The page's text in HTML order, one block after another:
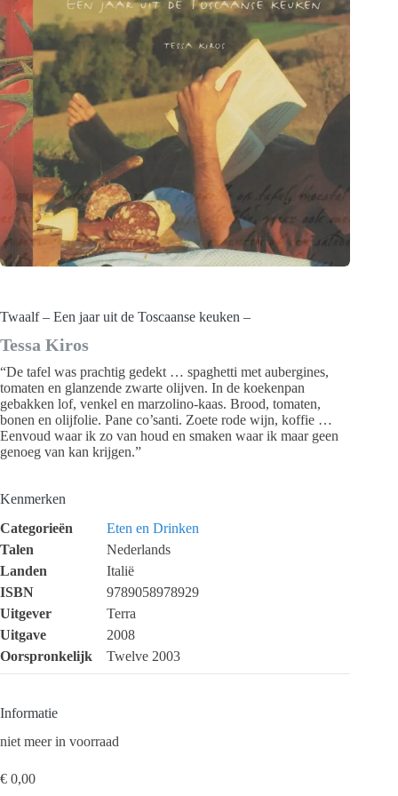
Twaalf – Een jaar uit de Toscaanse keuken –
Tessa Kiros
“De tafel was prachtig gedekt … spaghetti met aubergines,
tomaten en glanzende zwarte olijven. In de koekenpan
gebakken lof, venkel en marzolino-kaas. Brood, tomaten,
bonen en olijfolie. Pane co’santi. Zoete rode wijn, koffie …
Eenvoud waar ik zo van houd en smaken waar ik maar geen
genoeg van kan krijgen.”
Kenmerken
Categorieën
Eten en Drinken
Talen
Nederlands
Landen
Italië
ISBN
9789058978929
Uitgever
Terra
Uitgave
2008
Oorspronkelijk
Twelve 2003
Informatie
niet meer in voorraad
€ 0,00